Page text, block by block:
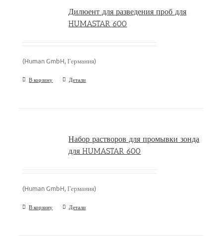
Дилюент для разведения проб для
HUMASTAR 600
(Human GmbH, Германия)
В корзину Детали
Набор растворов для промывки зонда
для HUMASTAR 600
(Human GmbH, Германия)
В корзину Детали